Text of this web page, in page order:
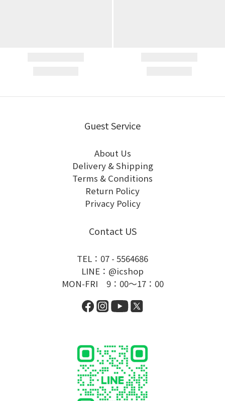
Guest Service
About Us
Delivery & Shipping
Terms & Conditions
Return Policy
Privacy Policy
Contact US
TEL：07 - 5564686
LINE：@icshop
MON-FRI 9：00～17：00